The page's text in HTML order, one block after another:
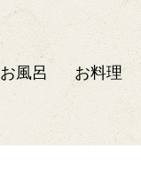
お風呂 お料理